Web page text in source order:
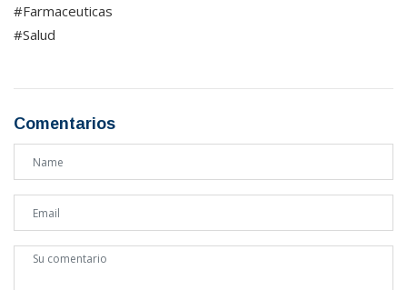
#Farmaceuticas
#Salud
Comentarios